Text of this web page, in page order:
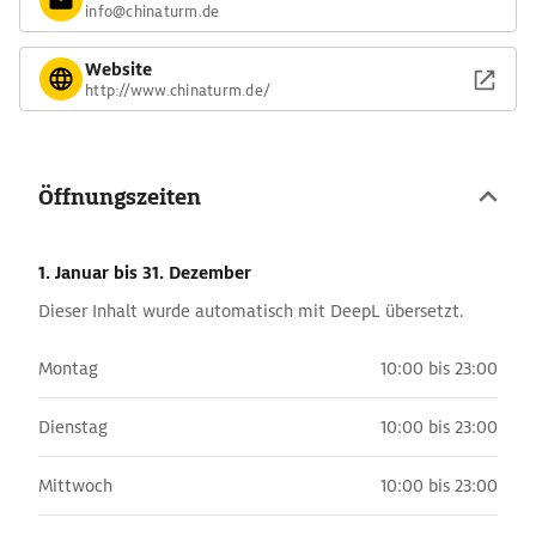
wird Deftiges aus Bayern wie zum Beispiel Obazda, Leberkäs
oder Ochsenbratwurst. Eine bayerische Blaskapelle mit
Kapellmeister begleitet das bunte Treiben regelmäßig
musikalisch.
info@chinaturm.de
Website
http://www.chinaturm.de/
Öffnungszeiten
1. Januar bis 31. Dezember
Dieser Inhalt wurde automatisch mit DeepL übersetzt.
Montag 10:00 bis 23:00
Dienstag 10:00 bis 23:00
Mittwoch 10:00 bis 23:00